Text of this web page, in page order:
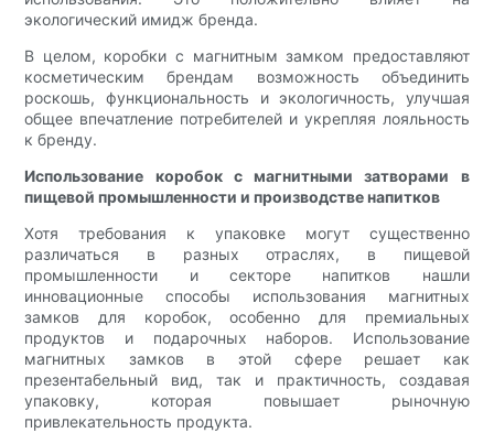
экологический имидж бренда.
В целом, коробки с магнитным замком предоставляют
косметическим брендам возможность объединить
роскошь, функциональность и экологичность, улучшая
общее впечатление потребителей и укрепляя лояльность
к бренду.
Использование коробок с магнитными затворами в
пищевой промышленности и производстве напитков
Хотя требования к упаковке могут существенно
различаться в разных отраслях, в пищевой
промышленности и секторе напитков нашли
инновационные способы использования магнитных
замков для коробок, особенно для премиальных
продуктов и подарочных наборов. Использование
магнитных замков в этой сфере решает как
презентабельный вид, так и практичность, создавая
упаковку, которая повышает рыночную
привлекательность продукта.